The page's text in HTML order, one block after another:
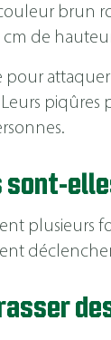
brun
de
pour
sont-
plusieurs